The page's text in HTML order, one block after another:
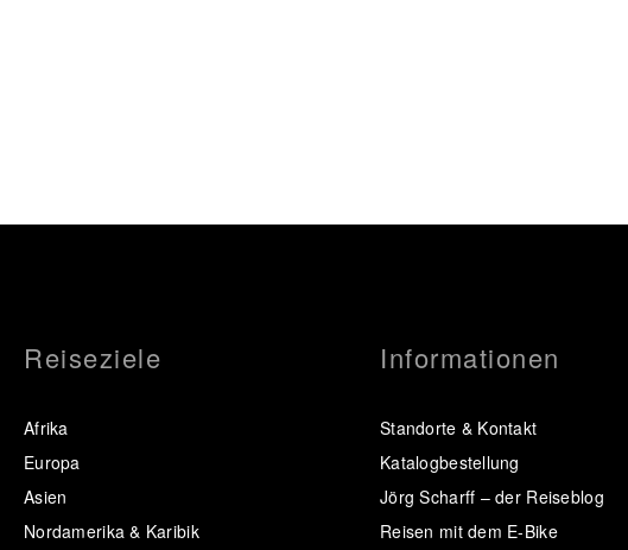
Reiseziele
Afrika
Europa
Asien
Nordamerika & Karibik
Informationen
Standorte & Kontakt
Katalogbestellung
Jörg Scharff – der Reiseblog
Reisen mit dem E-Bike